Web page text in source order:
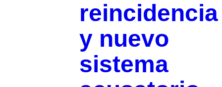
reincidencia
y nuevo
sistema